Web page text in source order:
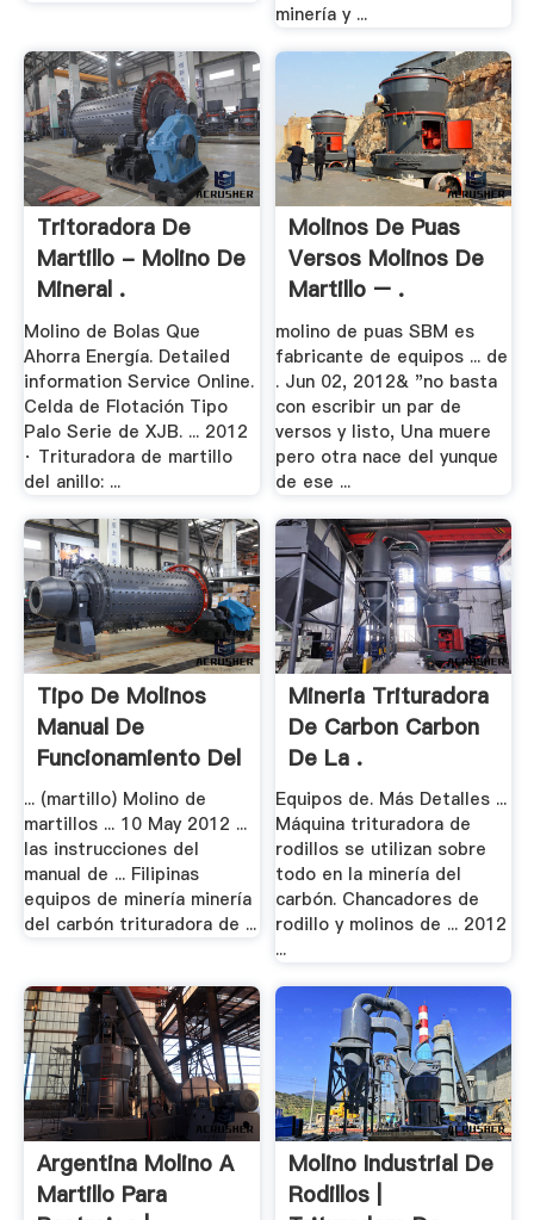
minería y ...
Tritoradora De
Martillo - Molino De
Mineral .
Molino de Bolas Que
Ahorra Energía. Detailed
information Service Online.
Celda de Flotación Tipo
Palo Serie de XJB. ... 2012
· Trituradora de martillo
del anillo: ...
Molinos De Puas
Versos Molinos De
Martillo – .
molino de puas SBM es
fabricante de equipos ... de
. Jun 02, 2012& "no basta
con escribir un par de
versos y listo, Una muere
pero otra nace del yunque
de ese ...
Tipo De Molinos
Manual De
Funcionamiento Del
.
... (martillo) Molino de
martillos ... 10 May 2012 ...
las instrucciones del
manual de ... Filipinas
equipos de minería minería
del carbón trituradora de ...
Mineria Trituradora
De Carbon Carbon
De La .
Equipos de. Más Detalles ...
Máquina trituradora de
rodillos se utilizan sobre
todo en la minería del
carbón. Chancadores de
rodillo y molinos de ... 2012
...
Argentina Molino A
Martillo Para
Molino Industrial De
Rodillos |